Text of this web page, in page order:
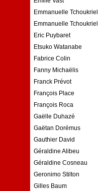
Emmanuelle Tchoukriel
Emmanuelle Tchoukriel
Eric Puybaret
Etsuko Watanabe
Fabrice Colin
Fanny Michaëlis
Franck Prévot
François Place
François Roca
Gaëlle Duhazé
Gaëtan Dorémus
Gauthier David
Géraldine Alibeu
Géraldine Cosneau
Geronimo Stilton
Gilles Baum